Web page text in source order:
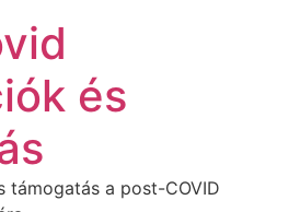
és
támogatás a post-COVID